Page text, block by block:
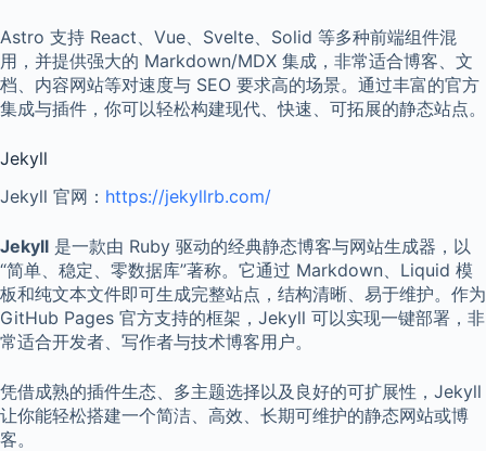
Astro 支持 React、Vue、Svelte、Solid 等多种前端组件混
用，并提供强大的 Markdown/MDX 集成，非常适合博客、文
档、内容网站等对速度与 SEO 要求高的场景。通过丰富的官方
集成与插件，你可以轻松构建现代、快速、可拓展的静态站点。
Jekyll
Jekyll 官网： https://jekyllrb.com/
Jekyll 是一款由 Ruby 驱动的经典静态博客与网站生成器，以
“简单、稳定、零数据库”著称。它通过 Markdown、Liquid 模
板和纯文本文件即可生成完整站点，结构清晰、易于维护。作为
GitHub Pages 官方支持的框架，Jekyll 可以实现一键部署，非
常适合开发者、写作者与技术博客用户。
凭借成熟的插件生态、多主题选择以及良好的可扩展性，Jekyll
让你能轻松搭建一个简洁、高效、长期可维护的静态网站或博
客。